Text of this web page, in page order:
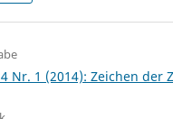
Nr. 1 (2014): Zeichen der